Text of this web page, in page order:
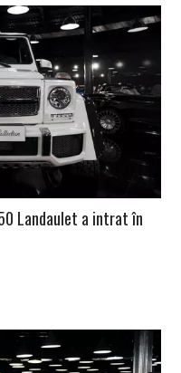
Landaulet a intrat în